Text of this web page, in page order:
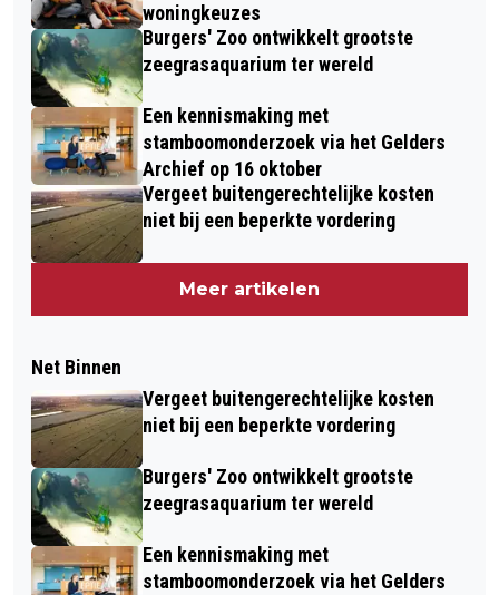
woningkeuzes
Burgers' Zoo ontwikkelt grootste
zeegrasaquarium ter wereld
Een kennismaking met
stamboomonderzoek via het Gelders
Archief op 16 oktober
Vergeet buitengerechtelijke kosten
niet bij een beperkte vordering
Meer artikelen
Net Binnen
Vergeet buitengerechtelijke kosten
niet bij een beperkte vordering
Burgers' Zoo ontwikkelt grootste
zeegrasaquarium ter wereld
Een kennismaking met
stamboomonderzoek via het Gelders